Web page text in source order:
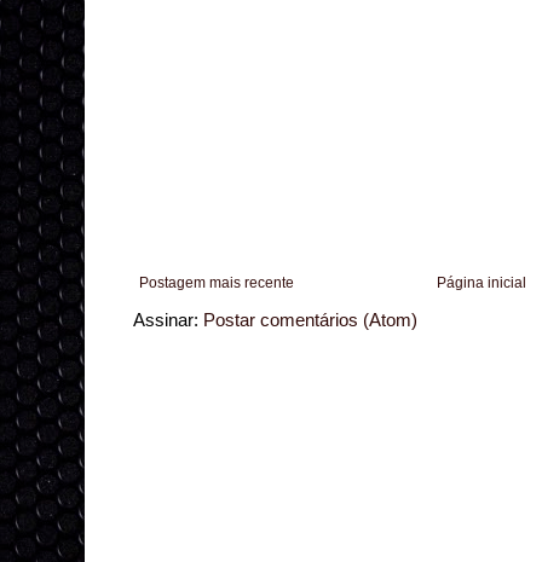
Postagem mais recente Página inicial
Assinar: Postar comentários (Atom)